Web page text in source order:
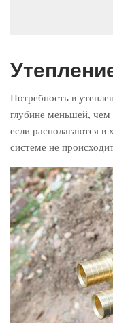
Потребность в
глубине меньшей,
если располагаются
системе не